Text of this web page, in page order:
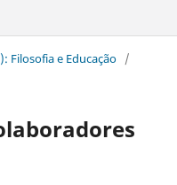
Filosofia e Educação /